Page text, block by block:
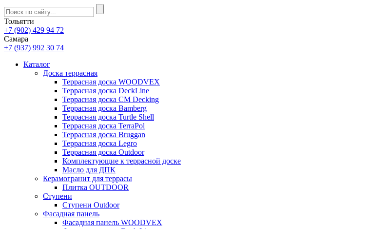
Тольятти
+7 (902) 429 94 72
Самара
+7 (937) 992 30 74
Каталог
Доска террасная
Террасная доска WOODVEX
Террасная доска DeckLine
Террасная доска CM Decking
Террасная доска Bamberg
Террасная доска Turtle Shell
Террасная доска TerraPol
Террасная доска Bruggan
Террасная доска Legro
Террасная доска Outdoor
Комплектующие к террасной доске
Масло для ДПК
Керамогранит для террасы
Плитка OUTDOOR
Ступени
Ступени Outdoor
Фасадная панель
Фасадная панель WOODVEX